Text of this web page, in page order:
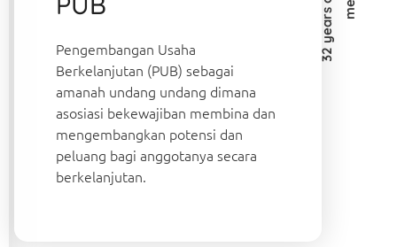
Pengembangan Usaha
Berkelanjutan (PUB) sebagai
amanah undang undang dimana
asosiasi bekewajiban membina dan
mengembangkan potensi dan
peluang bagi anggotanya secara
berkelanjutan.